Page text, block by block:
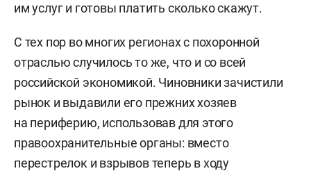
им услуг и готовы платить сколько скажут.
С тех пор во многих регионах с похоронной
отраслью случилось то же, что и со всей
российской экономикой. Чиновники зачистили
рынок и выдавили его прежних хозяев
на периферию, использовав для этого
правоохранительные органы: вместо
перестрелок и взрывов теперь в ходу